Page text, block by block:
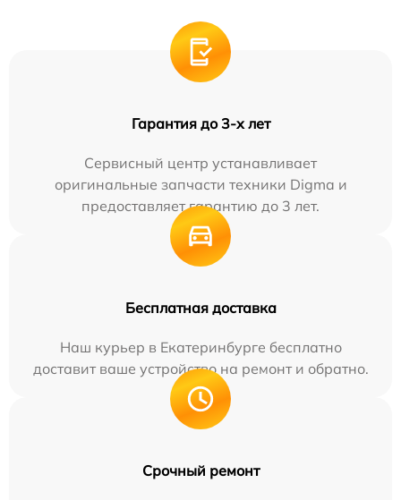
Гарантия до 3-х лет
Сервисный центр устанавливает
оригинальные запчасти техники Digma и
предоставляет гарантию до 3 лет.
Бесплатная доставка
Наш курьер в Екатеринбурге бесплатно
доставит ваше устройство на ремонт и обратно.
Срочный ремонт